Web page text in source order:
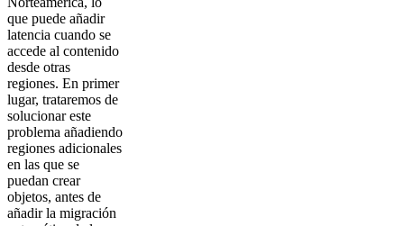
que puede añadir
latencia cuando se
accede al contenido
desde otras
regiones. En primer
lugar, trataremos de
solucionar este
problema añadiendo
regiones adicionales
en las que se
puedan crear
objetos, antes de
añadir la migración